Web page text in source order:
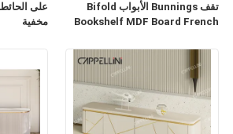
على
مخفية
تقف Bunnings الأبواب Bifold
Bookshelf MDF Board French